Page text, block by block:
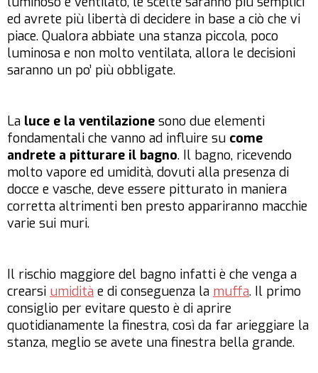
ed avrete più libertà di decidere in base a ciò che vi
piace. Qualora abbiate una stanza piccola, poco
luminosa e non molto ventilata, allora le decisioni
saranno un po’ più obbligate.
La luce e la ventilazione sono due elementi
fondamentali che vanno ad influire su come
andrete a pitturare il bagno. Il bagno, ricevendo
molto vapore ed umidità, dovuti alla presenza di
docce e vasche, deve essere pitturato in maniera
corretta altrimenti ben presto appariranno macchie
varie sui muri.
Il rischio maggiore del bagno infatti è che venga a
crearsi umidità e di conseguenza la muffa. Il primo
consiglio per evitare questo è di aprire
quotidianamente la finestra, così da far arieggiare la
stanza, meglio se avete una finestra bella grande.